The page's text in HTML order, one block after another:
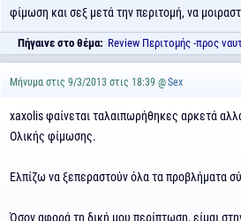
φίμωση και σεξ μετά την περιτομή, να
Πήγαινε στο θέμα: Review Περιτομής -προς
Μήνυμα στις 9/3/2013 στις 18:39 @Sex
xaxolis φαίνεται ταλαιπωρήθηκες αρκετά
Ολικής φίμωσης.
Ελπίζω να ξεπεραστούν όλα τα προβλήματα
Όσον αφορά τη δική μου περίπτωση, είμαι